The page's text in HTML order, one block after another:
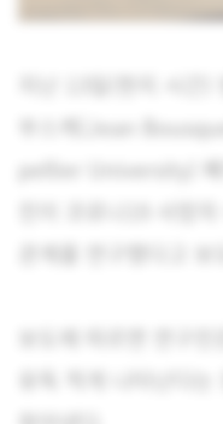
지난 13일(현지 시간)
부스케(Jean
pellier University) 폐
진이 코로나19 사망
관계를 연구했다고 보
유독 적게 나타난다